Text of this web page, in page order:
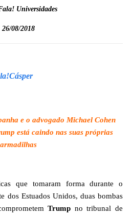
Universidades
26/08/2018
e o advogado Michael Cohen
está caindo nas suas próprias
armadilhas
que tomaram forma durante o
dos Estuados Unidos, duas bombas
Trump no tribunal de